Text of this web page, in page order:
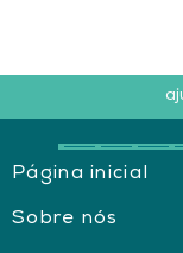
Página inicial
Sobre nós